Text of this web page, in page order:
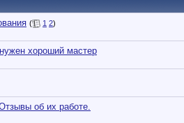
( 1 2)
хороший мастер
об их работе.